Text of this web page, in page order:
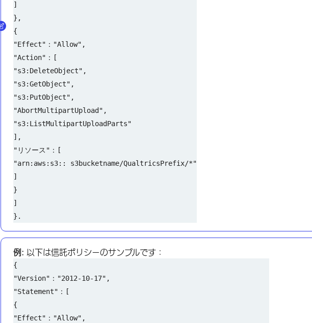
]
},
{
"Effect"："Allow",
"Action"：[
"s3:DeleteObject",
"s3:GetObject",
"s3:PutObject",
"AbortMultipartUpload",
"s3:ListMultipartUploadParts"
],
"リソース"：[
"arn:aws:s3:: s3bucketname/QualtricsPrefix/*"
]
}
]
}.
例: 以下は信託ポリシーのサンプルです：
{
"Version"："2012-10-17",
"Statement"：[
{
"Effect"："Allow",